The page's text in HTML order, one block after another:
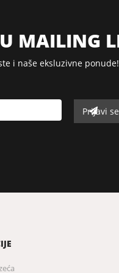
MAILING
i naše eksluzivne ponude!